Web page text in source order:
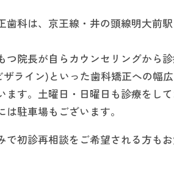
科は、京王線・井の頭線明大前
つ院長が自らカウンセリングから
ライン)といった歯科矯正への幅
ます。土曜日・日曜日も診療をし
駐車場もございます。
初診再相談をご希望される方も